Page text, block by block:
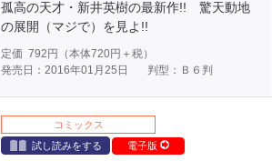
孤高の天才・新井英樹の最新作!! 驚天動地
の展開（マジで）を見よ!!
定価 792 円（本体720円＋税）
発売日：2016年01月25日
判型：Ｂ６判
コミックス
試し読みをする
電子版